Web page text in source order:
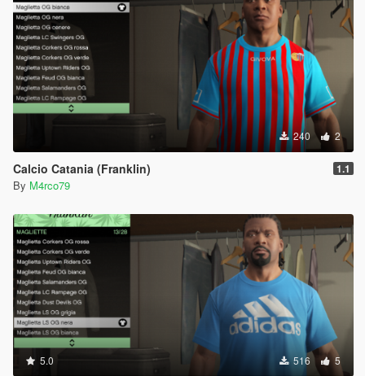
240 2
Calcio Catania (Franklin) 1.1
By M4rco79
5.0 516 5